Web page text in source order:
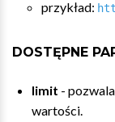
przykład:
DOSTĘPNE
limit -
wartości.